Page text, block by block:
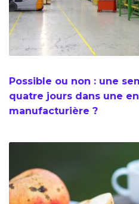
Possible ou non : une
quatre jours dans une
manufacturière ?